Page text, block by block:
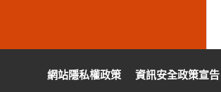
網站隱私權政策
資訊安全政策宣告